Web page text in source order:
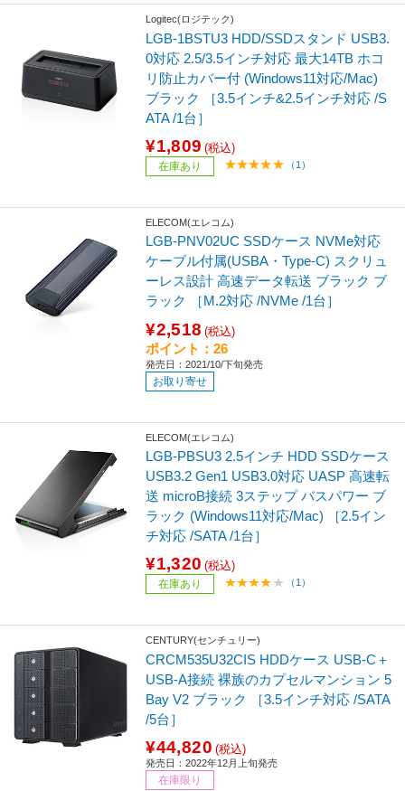
Logitec(ロジテック)
LGB-1BSTU3 HDD/SSDスタンド USB3.
0対応 2.5/3.5インチ対応 最大14TB ホコ
リ防止カバー付 (Windows11対応/Mac)
ブラック ［3.5インチ&2.5インチ対応 /S
ATA /1台］
¥1,809 (税込)
在庫あり （1）
ELECOM(エレコム)
LGB-PNV02UC SSDケース NVMe対応
ケーブル付属(USBA・Type-C) スクリュ
ーレス設計 高速データ転送 ブラック ブ
ラック ［M.2対応 /NVMe /1台］
¥2,518 (税込)
ポイント：26
発売日：2021/10/下旬発売
お取り寄せ
ELECOM(エレコム)
LGB-PBSU3 2.5インチ HDD SSDケース
USB3.2 Gen1 USB3.0対応 UASP 高速転
送 microB接続 3ステップ バスパワー ブ
ラック (Windows11対応/Mac) ［2.5イン
チ対応 /SATA /1台］
¥1,320 (税込)
在庫あり （1）
CENTURY(センチュリー)
CRCM535U32CIS HDDケース USB-C＋
USB-A接続 裸族のカプセルマンション 5
Bay V2 ブラック ［3.5インチ対応 /SATA
/5台］
¥44,820 (税込)
発売日：2022年12月上旬発売
在庫限り